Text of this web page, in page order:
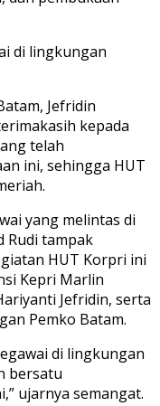
di lingkungan
Jefridin
kepada
telah
ini, sehingga HUT
yang melintas di
Rudi tampak
HUT Korpri ini
Kepri Marlin
Jefridin, serta
Pemko Batam.
di lingkungan
bersatu
ujarnya semangat.